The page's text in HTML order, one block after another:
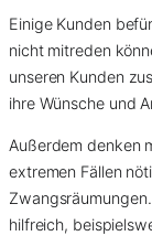
Einige Kunden
nicht mitreden
unseren Kunden
ihre Wünsche und
Außerdem denken
extremen Fällen
hilfreich,